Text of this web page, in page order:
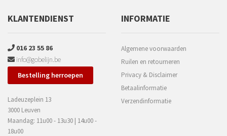
KLANTENDIENST
016 23 55 86
info@gobelijn.be
Bestelling herroepen
Ladeuzeplein 13
3000 Leuven
Maandag: 11u00 - 13u30 | 14u00 -
18u00
INFORMATIE
Algemene voorwaarden
Ruilen en retourneren
Privacy & Disclaimer
Betaalinformatie
Verzendinformatie